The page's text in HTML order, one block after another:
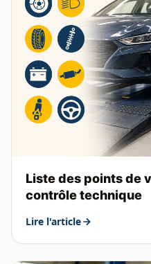
Liste des points de
contrôle technique
Lire l'article